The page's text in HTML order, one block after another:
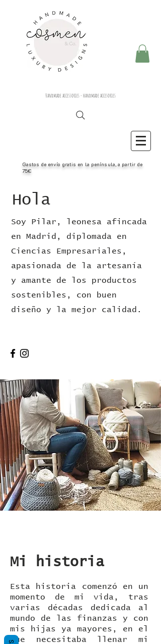
Handmade accessories - handmade accesories
Gastos de envío gratis en la península, a partir de
75€
Hola
Soy Pilar, leonesa afincada
en Madrid, diplomada en
Ciencias Empresariales,
apasionada de la artesanía
y amante de los productos
sostenibles, con buen
diseño y la mejor calidad.
Mi historia
Esta historia comenzó en un
momento de mi vida, tras
varias décadas dedicada al
mundo de las finanzas y con
mis hijas ya mayores, en el
que necesitaba llenar mi